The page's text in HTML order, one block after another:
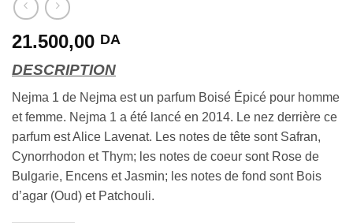
21.500,00 DA
DESCRIPTION
Nejma 1 de Nejma est un parfum Boisé Épicé pour homme
et femme. Nejma 1 a été lancé en 2014. Le nez derrière ce
parfum est Alice Lavenat. Les notes de tête sont Safran,
Cynorrhodon et Thym; les notes de coeur sont Rose de
Bulgarie, Encens et Jasmin; les notes de fond sont Bois
d’agar (Oud) et Patchouli.